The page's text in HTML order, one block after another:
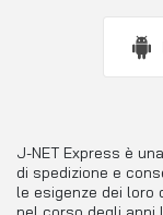
J-NET Express è
di spedizione e
le esigenze dei loro